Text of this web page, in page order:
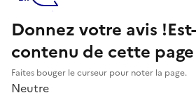
Donnez votre avis !
contenu de cette
Faites bouger le curseur pour noter la page.
Neutre